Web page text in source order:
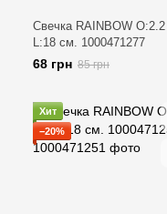
Свечка RAINBOW
L:18 см. 1000471277
68 грн 85 грн
Хит
−20%